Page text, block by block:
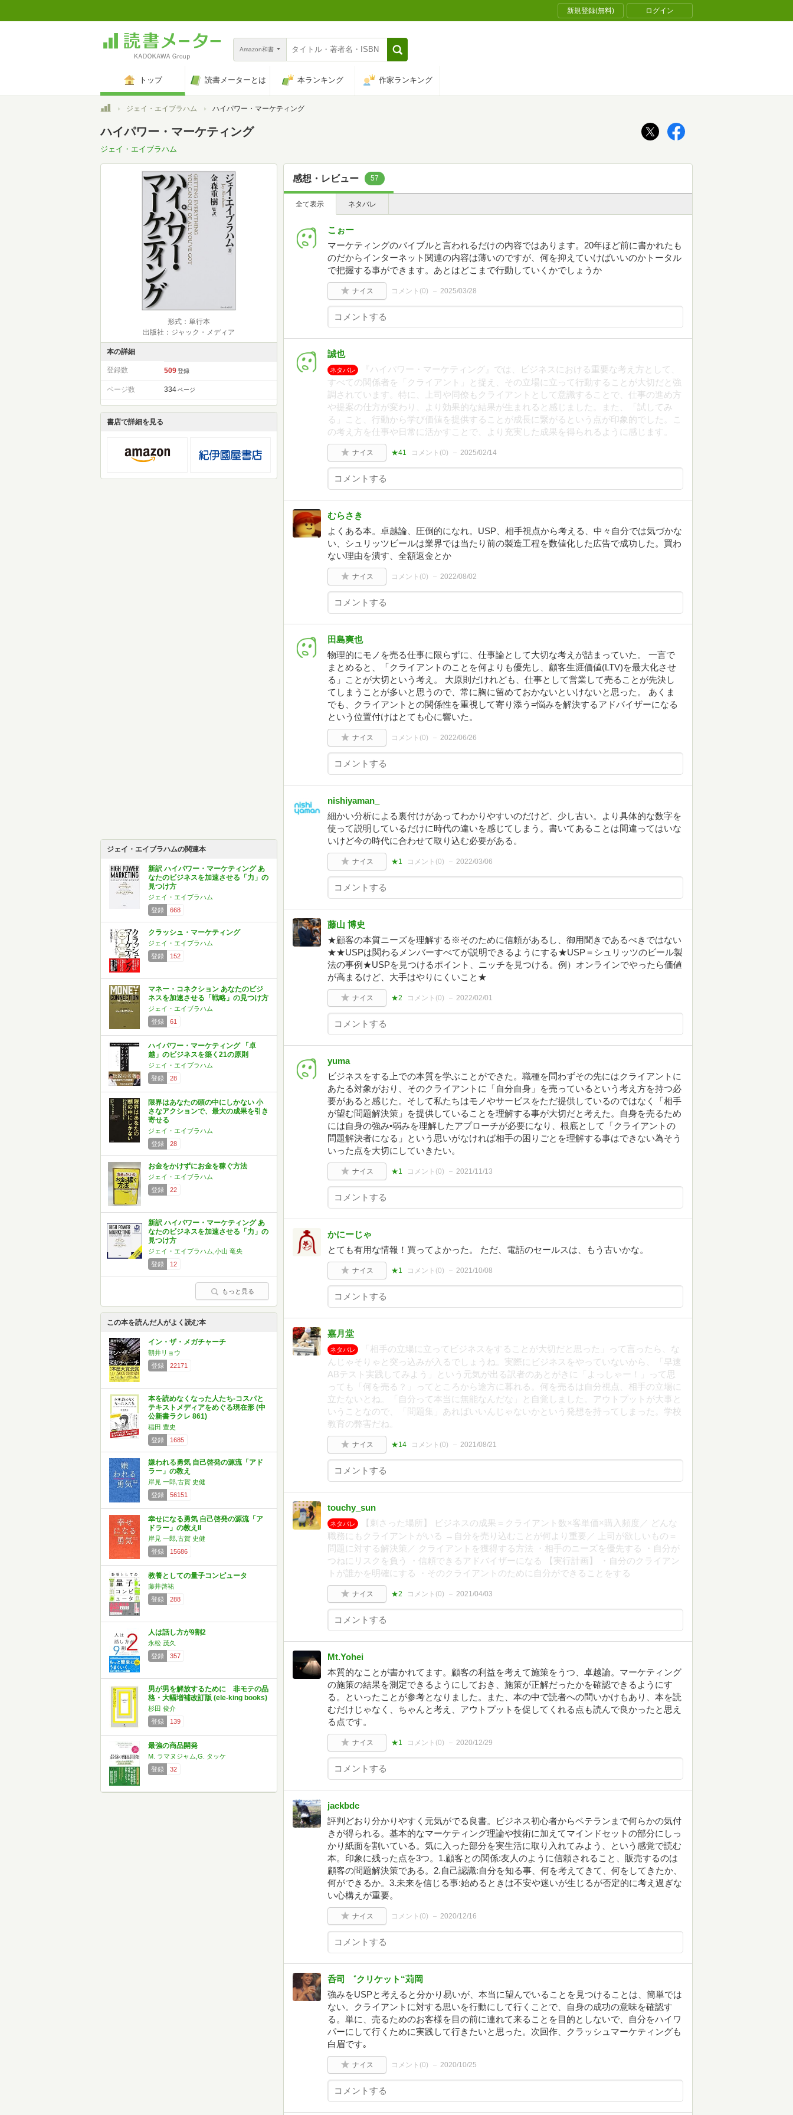
新規登録(無料) ログイン
Amazon和書
トップ 読書メーターとは 本ランキング 作家ランキング
トップジェイ・エイブラハム ハイパワー・マーケティング
ハイパワー・マーケティング
ジェイ・エイブラハム
形式：単行本
出版社：ジャック・メディア
本の詳細
登録数 509 登録
ページ数 334 ページ
書店で詳細を見る
ジェイ・エイブラハムの関連本
新訳 ハイパワー・マーケティング あ
なたのビジネスを加速させる「力」の
見つけ方
ジェイ・エイブラハム
登録
668
クラッシュ・マーケティング
ジェイ・エイブラハム
登録
152
マネー・コネクション あなたのビジ
ネスを加速させる「戦略」の見つけ方
ジェイ・エイブラハム
登録
61
ハイパワー・マーケティング 「卓
越」のビジネスを築く21の原則
ジェイ・エイブラハム
登録
28
限界はあなたの頭の中にしかない 小
さなアクションで、最大の成果を引き
寄せる
ジェイ・エイブラハム
登録
28
お金をかけずにお金を稼ぐ方法
ジェイ・エイブラハム
登録
22
新訳 ハイパワー・マーケティング あ
なたのビジネスを加速させる「力」の
見つけ方
ジェイ・エイブラハム,小山 竜央
登録
12
もっと見る
この本を読んだ人がよく読む本
イン・ザ・メガチャーチ
朝井リョウ
登録
22171
本を読めなくなった人たち-コスパと
テキストメディアをめぐる現在形 (中
公新書ラクレ 861)
稲田 豊史
登録
1685
嫌われる勇気 自己啓発の源流「アド
ラー」の教え
岸見 一郎,古賀 史健
登録
56151
幸せになる勇気 自己啓発の源流「ア
ドラー」の教えII
岸見 一郎,古賀 史健
登録
15686
教養としての量子コンピュータ
藤井啓祐
登録
288
人は話し方が9割2
永松 茂久
登録
357
男が男を解放するために 非モテの品
格・大幅増補改訂版 (ele-king books)
杉田 俊介
登録
139
最強の商品開発
M. ラマヌジャム,G. タッケ
登録
32
感想・レビュー 57
全て表示 ネタバレ
こぉー
マーケティングのバイブルと言われるだけの内容ではあります。20年ほど前に書かれたも
のだからインターネット関連の内容は薄いのですが、何を抑えていけばいいのかトータル
で把握する事ができます。あとはどこまで行動していくかでしょうか
ナイス コメント(0) 2025/03/28
誠也
ネタバレ
『ハイパワー・マーケティング』では、ビジネスにおける重要な考え方として、
すべての関係者を「クライアント」と捉え、その立場に立って行動することが大切だと強
調されています。特に、上司や同僚もクライアントとして意識することで、仕事の進め方
や提案の仕方が変わり、より効果的な結果が生まれると感じました。また、「試してみ
る」こと、行動から学び価値を提供することが成長に繋がるという点が印象的でした。こ
の考え方を仕事や日常に活かすことで、より充実した成果を得られるように感じます。
ナイス ★41 コメント(0) 2025/02/14
むらさき
よくある本。卓越論、圧倒的になれ。USP、相手視点から考える、中々自分では気づかな
い、シュリッツビールは業界では当たり前の製造工程を数値化した広告で成功した。買わ
ない理由を潰す、全額返金とか
ナイス コメント(0) 2022/08/02
田島爽也
物理的にモノを売る仕事に限らずに、仕事論として大切な考えが詰まっていた。 一言で
まとめると、「クライアントのことを何よりも優先し、顧客生涯価値(LTV)を最大化させ
る」ことが大切という考え。 大原則だけれども、仕事として営業して売ることが先決し
てしまうことが多いと思うので、常に胸に留めておかないといけないと思った。 あくま
でも、クライアントとの関係性を重視して寄り添う=悩みを解決するアドバイザーになる
という位置付けはとても心に響いた。
ナイス コメント(0) 2022/06/26
nishiyaman_
細かい分析による裏付けがあってわかりやすいのだけど、少し古い。より具体的な数字を
使って説明しているだけに時代の違いを感じてしまう。書いてあることは間違ってはいな
いけど今の時代に合わせて取り込む必要がある。
ナイス ★1 コメント(0) 2022/03/06
藤山 博史
★顧客の本質ニーズを理解する※そのために信頼があるし、御用聞きであるべきではない
★★USPは関わるメンバーすべてが説明できるようにする★USP＝シュリッツのビール製
法の事例★USPを見つけるポイント、ニッチを見つける。例）オンラインでやったら価値
が高まるけど、大手はやりにくいこと★
ナイス ★2 コメント(0) 2022/02/01
yuma
ビジネスをする上での本質を学ぶことができた。職種を問わずその先にはクライアントに
あたる対象がおり、そのクライアントに「自分自身」を売っているという考え方を持つ必
要があると感じた。そして私たちはモノやサービスをただ提供しているのではなく「相手
が望む問題解決策」を提供していることを理解する事が大切だと考えた。自身を売るため
には自身の強み•弱みを理解したアプローチが必要になり、根底として「クライアントの
問題解決者になる」という思いがなければ相手の困りごとを理解する事はできない為そう
いった点を大切にしていきたい。
ナイス ★1 コメント(0) 2021/11/13
かにーじゃ
とても有用な情報！買ってよかった。 ただ、電話のセールスは、もう古いかな。
ナイス ★1 コメント(0) 2021/10/08
嘉月堂
ネタバレ
「相手の立場に立ってビジネスをすることが大切だと思った」って言ったら、な
んじゃそりゃと突っ込みが入るでしょうね。実際にビジネスをやっていないから、「早速
ABテスト実践してみよう」という元気が出る訳者のあとがきに「よっしゃー！」って思
っても「何を売る？」ってところから途方に暮れる。何を売るは自分視点、相手の立場に
立たないとね。「自分って本当に無能なんだな」と自覚しました。アウトプットが大事と
いうことなので、「問題集」あればいいんじゃないかという発想を持ってしまった。学校
教育の弊害だね。
ナイス ★14 コメント(0) 2021/08/21
touchy_sun
ネタバレ
【刺さった場所】 ビジネスの成果＝クライアント数×客単価×購入頻度／ どんな
職務にもクライアントがいる →自分を売り込むことが何より重要／ 上司が欲しいもの＝
問題に対する解決策／ クライアントを獲得する方法 ・相手のニーズを優先する ・自分が
つねにリスクを負う ・信頼できるアドバイザーになる 【実行計画】 ・自分のクライアン
トが誰かを明確にする ・そのクライアントのために自分ができることをする
ナイス ★2 コメント(0) 2021/04/03
Mt.Yohei
本質的なことが書かれてます。顧客の利益を考えて施策をうつ、卓越論。マーケティング
の施策の結果を測定できるようにしておき、施策が正解だったかを確認できるようにす
る。といったことが参考となりました。また、本の中で読者への問いかけもあり、本を読
むだけじゃなく、ちゃんと考え、アウトプットを促してくれる点も読んで良かったと思え
る点です。
ナイス ★1 コメント(0) 2020/12/29
jackbdc
評判どおり分かりやすく元気がでる良書。ビジネス初心者からベテランまで何らかの気付
きが得られる。基本的なマーケティング理論や技術に加えてマインドセットの部分にしっ
かり紙面を割いている。気に入った部分を実生活に取り入れてみよう、という感覚で読む
本。印象に残った点を3つ。1.顧客との関係:友人のように信頼されること、販売するのは
顧客の問題解決策である。2.自己認識:自分を知る事、何を考えてきて、何をしてきたか、
何ができるか。3.未来を信じる事:始めるときは不安や迷いが生じるが否定的に考え過ぎな
い心構えが重要。
ナイス コメント(0) 2020/12/16
呑司 ゛クリケット“苅岡
強みをUSPと考えると分かり易いが、本当に望んでいることを見つけることは、簡単では
ない。クライアントに対する思いを行動にして行くことで、自身の成功の意味を確認す
る。単に、売るためのお客様を目の前に連れて来ることを目的としないで、自分をハイワ
パーにして行くために実践して行きたいと思った。次回作、クラッシュマーケティングも
白眉です｡
ナイス コメント(0) 2020/10/25